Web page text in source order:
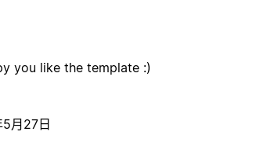
you like the template :)
月27日